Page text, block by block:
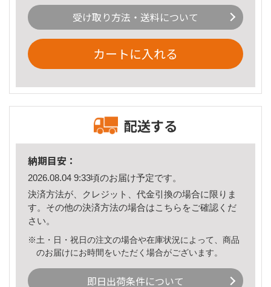
受け取り方法・送料について
カートに入れる
配送する
納期目安：
2026.08.04 9:33頃のお届け予定です。
決済方法が、クレジット、代金引換の場合に限りま
す。その他の決済方法の場合はこちら をご確認くだ
さい。
※土・日・祝日の注文の場合や在庫状況によって、商品
のお届けにお時間をいただく場合がございます。
即日出荷条件について